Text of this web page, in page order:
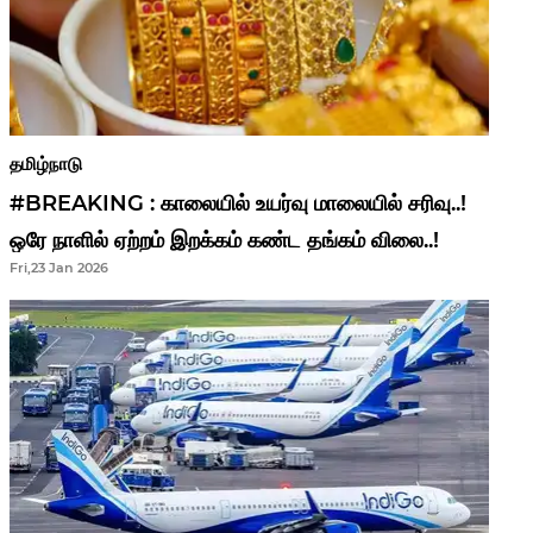
தமிழ்நாடு
#BREAKING : காலையில் உயர்வு மாலையில் சரிவு..!
ஒரே நாளில் ஏற்றம் இறக்கம் கண்ட தங்கம் விலை..!
Fri,23 Jan 2026